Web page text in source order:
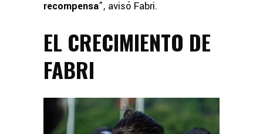
recompensa”, avisó Fabri.
EL CRECIMIENTO DE
FABRI